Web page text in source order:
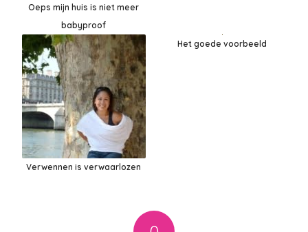
Oeps mijn huis is niet meer
babyproof
Verwennen is verwaarlozen
Het goede voorbeeld